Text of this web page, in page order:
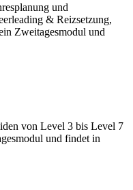
und
& Reizsetzung,
Zweitagesmodul und
von Level 3 bis Level 7
und findet in